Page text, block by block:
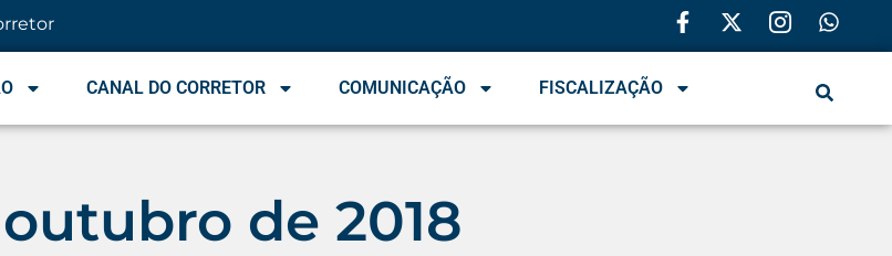
CANAL DO CORRETOR COMUNICAÇÃO FISCALIZAÇÃO
de 2018